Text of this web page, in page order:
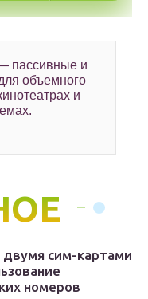
пассивные и
объемного
и
сим-картами
номеров